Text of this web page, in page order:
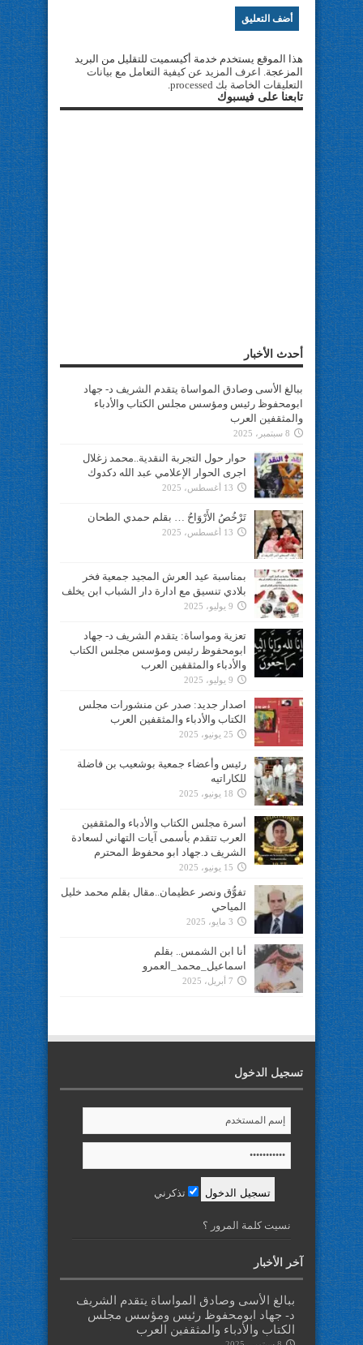
هذا الموقع يستخدم خدمة أكيسميت للتقليل من البريد
المزعجة. اعرف المزيد عن كيفية التعامل مع بيانات
التعليقات الخاصة بك processed
.
تابعنا على فيسبوك
أحدث الأخبار
ببالغ الأسى وصادق المواساة يتقدم الشريف د- جهاد
ابومحفوظ رئيس ومؤسس مجلس الكتاب والأدباء
والمثقفين العرب
8 سبتمبر، 2025
حوار حول التجربة النقدية..محمد زغلال
اجرى الحوار الإعلامي عبد الله دكدوك
13 أغسطس، 2025
تَرْخُصُ الأَرْوَاحُ … بقلم حمدي الطحان
13 أغسطس، 2025
بمناسبة عيد العرش المجيد جمعية فخر
بلادي تنسيق مع ادارة دار الشباب ابن يخلف
9 يوليو، 2025
تعزية ومواساة: يتقدم الشريف د- جهاد
ابومحفوظ رئيس ومؤسس مجلس الكتاب
والأدباء والمثقفين العرب
9 يوليو، 2025
اصدار جديد: صدر عن منشورات مجلس
الكتاب والأدباء والمثقفين العرب
25 يونيو، 2025
رئيس وأعضاء جمعية بوشعيب بن فاضلة
للكاراتيه
18 يونيو، 2025
أسرة مجلس الكتاب والأدباء والمثقفين
العرب تتقدم بأسمى آيات التهاني لسعادة
الشريف د.جهاد ابو محفوظ المحترم
15 يونيو، 2025
تفوُّق ونصر عظيمان..مقال بقلم محمد خليل
المياحي
3 مايو، 2025
أنا ابن الشمس.. بقلم
اسماعيل_محمد_العمرو
7 أبريل، 2025
تسجيل الدخول
تذكرني
نسيت كلمة المرور ؟
آخر الأخبار
ببالغ الأسى وصادق المواساة يتقدم الشريف
د- جهاد ابومحفوظ رئيس ومؤسس مجلس
الكتاب والأدباء والمثقفين العرب